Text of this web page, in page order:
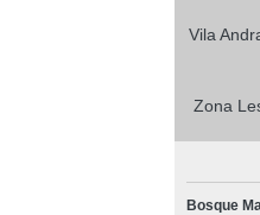
Vila
Zona
Bosque